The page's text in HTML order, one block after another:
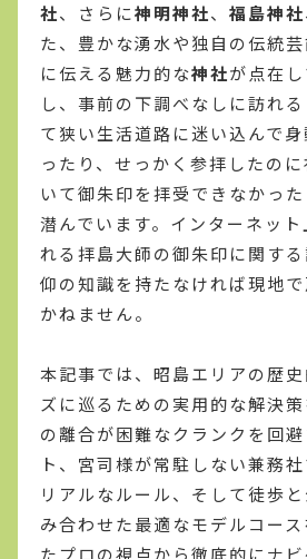
社、さらに神明神社、 福島神社
た、豊かな湧水や独自の伝統
に伝える魅力的な神社が点在
し、事前の下調べなしに訪れ
て狭い生活道路に迷い込んで
ったり、せっかく参拝したの
いて御朱印を拝受できなかっ
潜んでいます。インターネッ
れる拝島大師の御朱印に関す
仰の知識を持たなければ現地
かねません。
本記事では、昭島エリアの歴
ズに巡るための実用的な解決
の離合が困難なクランクを回
ト、宮司様が常駐しない兼務
リアルなルール、そして徒歩
み合わせた最適なモデルコー